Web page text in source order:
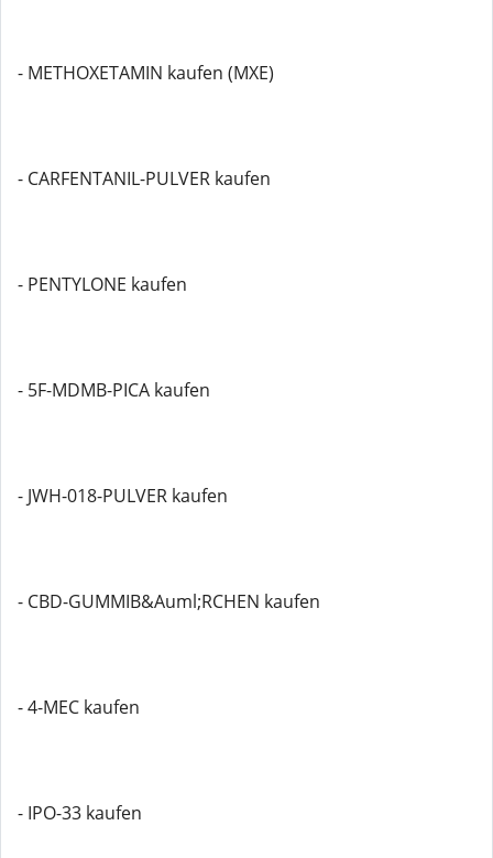
- METHOXETAMIN kaufen (MXE)
- CARFENTANIL-PULVER kaufen
- PENTYLONE kaufen
- 5F-MDMB-PICA kaufen
- JWH-018-PULVER kaufen
- CBD-GUMMIB&Auml;RCHEN kaufen
- 4-MEC kaufen
- IPO-33 kaufen